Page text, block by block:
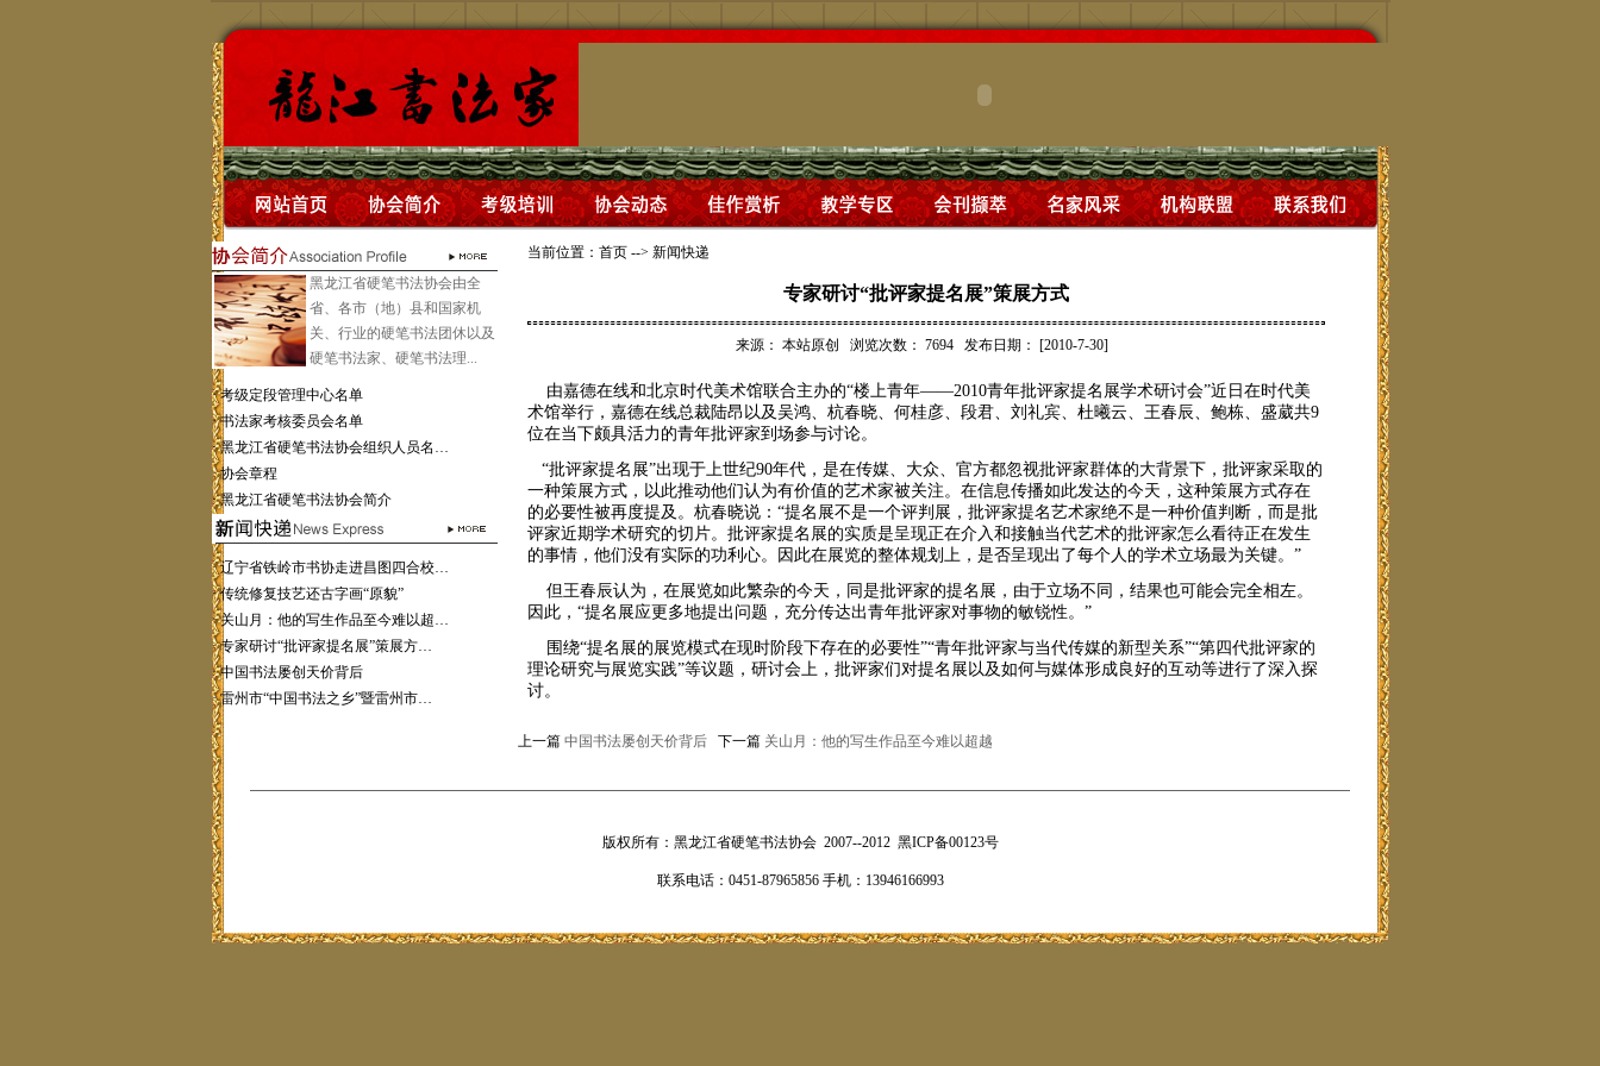
黑龙江省硬笔书法协会由全
省、各市（地）县和国家机
关、行业的硬笔书法团休以及
硬笔书法家、硬笔书法理...
·考级定段管理中心名单
·书法家考核委员会名单
·黑龙江省硬笔书法协会组织人员名…
·协会章程
·黑龙江省硬笔书法协会简介
·辽宁省铁岭市书协走进昌图四合校…
·传统修复技艺还古字画“原貌”
·关山月：他的写生作品至今难以超…
·专家研讨“批评家提名展”策展方…
·中国书法屡创天价背后
·雷州市“中国书法之乡”暨雷州市…
当前位置： 首页 --> 新闻快递
专家研讨“批评家提名展”策展方式
来源： 本站原创 浏览次数： 7694 发布日期： [2010-7-30]
由嘉德在线和北京时代美术馆联合主办的“楼上青年——2010青年批评家提名展学术研讨会”近日在时代美
术馆举行，嘉德在线总裁陆昂以及吴鸿、杭春晓、何桂彦、段君、刘礼宾、杜曦云、王春辰、鲍栋、盛葳共9
位在当下颇具活力的青年批评家到场参与讨论。
“批评家提名展”出现于上世纪90年代，是在传媒、大众、官方都忽视批评家群体的大背景下，批评家采取的
一种策展方式，以此推动他们认为有价值的艺术家被关注。在信息传播如此发达的今天，这种策展方式存在
的必要性被再度提及。杭春晓说：“提名展不是一个评判展，批评家提名艺术家绝不是一种价值判断，而是批
评家近期学术研究的切片。批评家提名展的实质是呈现正在介入和接触当代艺术的批评家怎么看待正在发生
的事情，他们没有实际的功利心。因此在展览的整体规划上，是否呈现出了每个人的学术立场最为关键。”
但王春辰认为，在展览如此繁杂的今天，同是批评家的提名展，由于立场不同，结果也可能会完全相左。
因此，“提名展应更多地提出问题，充分传达出青年批评家对事物的敏锐性。”
围绕“提名展的展览模式在现时阶段下存在的必要性”“青年批评家与当代传媒的新型关系”“第四代批评家的
理论研究与展览实践”等议题，研讨会上，批评家们对提名展以及如何与媒体形成良好的互动等进行了深入探
讨。
上一篇 中国书法屡创天价背后下一篇 关山月：他的写生作品至今难以超越
版权所有：黑龙江省硬笔书法协会 2007--2012 黑ICP备00123号
联系电话：0451-87965856 手机：13946166993